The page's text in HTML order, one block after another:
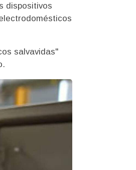
dispositivos
salvavidas"